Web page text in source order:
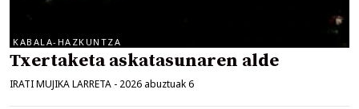
KABALA-HAZKUNTZA
Txertaketa askatasunaren alde
IRATI MUJIKA LARRETA - 2026 abuztuak 6